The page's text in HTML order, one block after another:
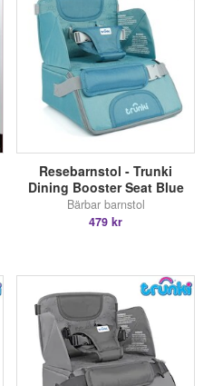
Resebarnstol - Trunki
Dining Booster Seat Blue
Bärbar barnstol
479 kr